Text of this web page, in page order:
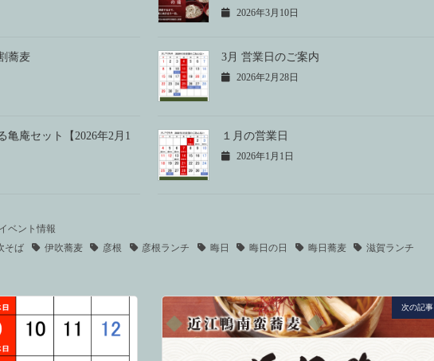
2026年3月10日
蕎麦 3月 営業日のご案内
2026年2月28日
亀庵セット【2026年2月1
１月の営業日
2026年1月1日
イベント情報
そば 伊吹蕎麦 彦根 彦根ランチ 晦日 晦日の日 晦日蕎麦 滋賀ランチ
次の記事